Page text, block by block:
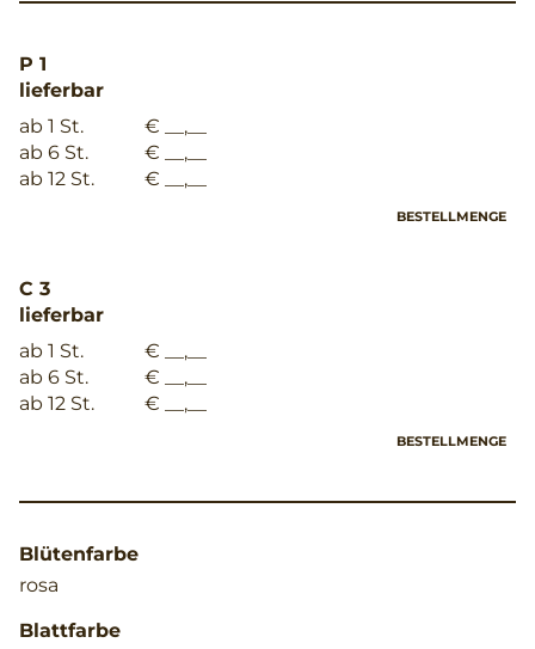
P 1
lieferbar
ab 1 St.
€ __,__
ab 6 St.
€ __,__
ab 12 St.
€ __,__
BESTELLMENGE
C 3
lieferbar
ab 1 St.
€ __,__
ab 6 St.
€ __,__
ab 12 St.
€ __,__
BESTELLMENGE
Blütenfarbe
rosa
Blattfarbe